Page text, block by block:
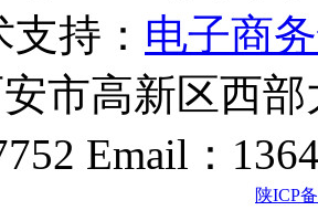
持： 电子商
市高新区西
Email：
陕ICP